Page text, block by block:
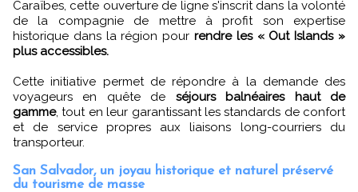
Caraïbes, cette ouverture de ligne s'inscrit dans la volonté
de la compagnie de mettre à profit son expertise
historique dans la région pour rendre les « Out Islands »
plus accessibles.
Cette initiative permet de répondre à la demande des
voyageurs en quête de séjours balnéaires haut de
gamme, tout en leur garantissant les standards de confort
et de service propres aux liaisons long-courriers du
transporteur.
San Salvador, un joyau historique et naturel préservé
du tourisme de masse